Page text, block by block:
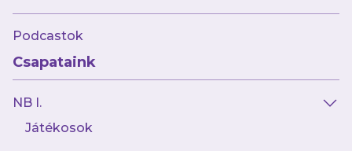
Podcastok
Csapataink
NB I.
Játékosok